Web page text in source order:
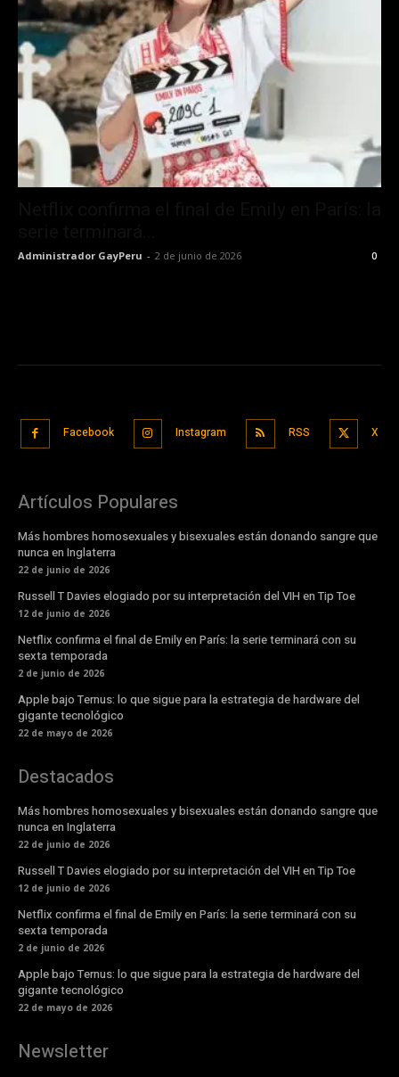
Administrador GayPeru - 2 de junio de 2026 0
Facebook Instagram RSS X
Artículos Populares
Más hombres homosexuales y bisexuales están donando sangre que
nunca en Inglaterra
22 de junio de 2026
Russell T Davies elogiado por su interpretación del VIH en Tip Toe
12 de junio de 2026
Netflix confirma el final de Emily en París: la serie terminará con su
sexta temporada
2 de junio de 2026
Apple bajo Ternus: lo que sigue para la estrategia de hardware del
gigante tecnológico
22 de mayo de 2026
Destacados
Más hombres homosexuales y bisexuales están donando sangre que
nunca en Inglaterra
22 de junio de 2026
Russell T Davies elogiado por su interpretación del VIH en Tip Toe
12 de junio de 2026
Netflix confirma el final de Emily en París: la serie terminará con su
sexta temporada
2 de junio de 2026
Apple bajo Ternus: lo que sigue para la estrategia de hardware del
gigante tecnológico
22 de mayo de 2026
Newsletter